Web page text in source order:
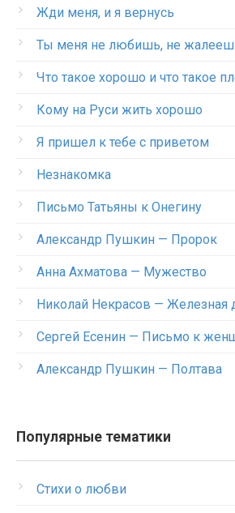
Жди меня, и я вернусь
Ты меня не любишь, не
Что такое хорошо и что такое
Кому на Руси жить хорошо
Я пришел к тебе с приветом
Незнакомка
Письмо Татьяны к Онегину
Александр Пушкин — Пророк
Анна Ахматова — Мужество
Николай Некрасов — Железная
Сергей Есенин — Письмо к
Александр Пушкин — Полтава
Популярные тематики
Стихи о любви